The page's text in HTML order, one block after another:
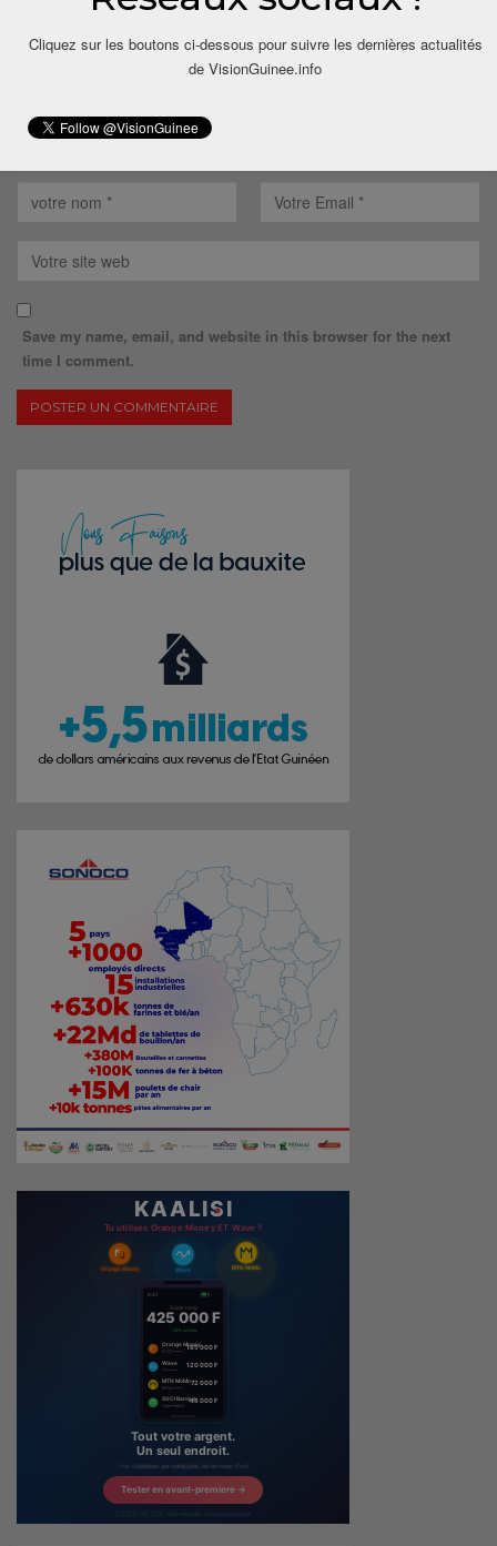
Save my name, email, and website in this browser for the next
time I comment.
Cliquez sur les boutons ci-dessous pour suivre les dernières actualités
de VisionGuinee.info